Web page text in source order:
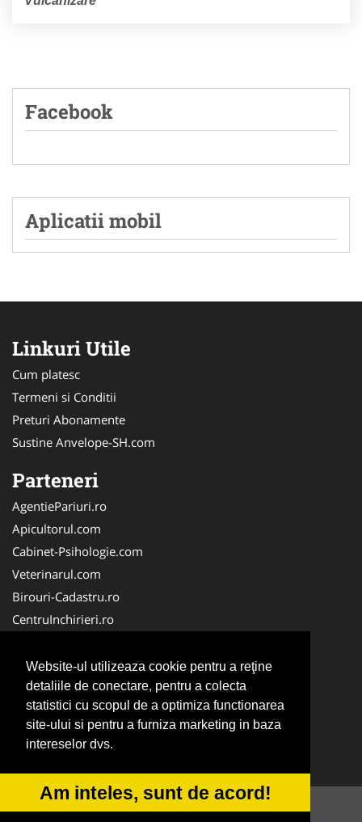
Website-ul utilizeaza cookie pentru a reţine
detaliile de conectare, pentru a colecta
statistici cu scopul de a optimiza functionarea
site-ului si pentru a furniza marketing in baza
intereselor dvs.
Am inteles, sunt de acord!
Facebook
Aplicatii mobil
Linkuri Utile
Cum platesc
Termeni si Conditii
Preturi Abonamente
Sustine Anvelope-SH.com
Parteneri
AgentiePariuri.ro
Apicultorul.com
Cabinet-Psihologie.com
Veterinarul.com
Birouri-Cadastru.ro
CentruInchirieri.ro
Servicii-DDD.com
Alpinist-Utilitar.com
FirmaTractariAuto.ro
NonStopDeschis.ro
© 2014-2026 -ANPC SOL